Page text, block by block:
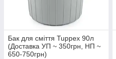
Бак для сміття Tuppex 90л
(Доставка УП ~ 350грн, НП ~
650-750грн)